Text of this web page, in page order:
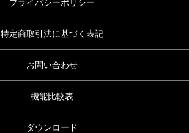
プライバシーポリシー
特定商取引法に基づく表記
お問い合わせ
機能比較表
ダウンロード